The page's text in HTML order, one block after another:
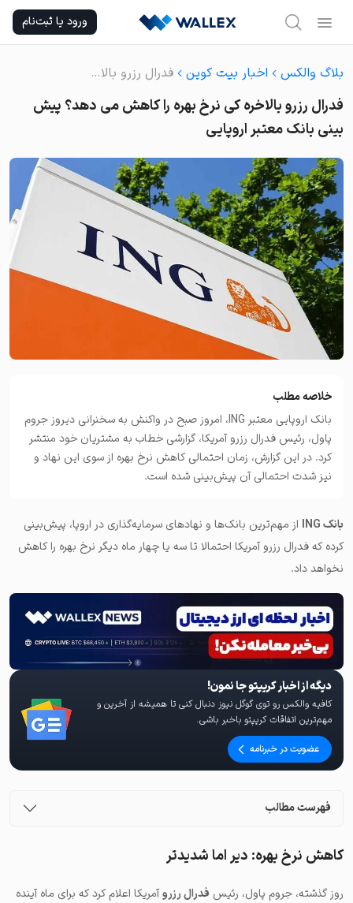
content
ورود یا ثبت‌نام
بلاگ والکس اخبار بیت کوین فدرال رزرو بالاخره کی نرخ بهره را کاهش می دهد؟ پیش بینی بانک معتبر اروپایی
فدرال رزرو بالاخره کی نرخ بهره را کاهش می دهد؟ پیش
بینی بانک معتبر اروپایی
خلاصه مطلب
بانک اروپایی معتبر ING،‌ امروز صبح در واکنش به سخنرانی دیروز جروم
پاول، رئیس فدرال رزرو آمریکا، گزارشی خطاب به مشتریان خود منتشر
کرد. در این گزارش، زمان احتمالی کاهش نرخ بهره از سوی این نهاد و
نیز شدت احتمالی آن پیش‌بینی شده است.
بانکING از مهم‌ترین بانک‌ها و نهادهای سرمایه‌گذاری در اروپا، پیش‌بینی
کرده که فدرال رزرو آمریکا احتمالا تا سه یا چهار ماه دیگر نرخ بهره را کاهش
نخواهد داد.
دیگه از اخبار کریپتو جا نمون!
کافیه والکس رو توی گوگل نیوز دنبال کنی تا همیشه از آخرین و
مهم‌ترین اتفاقات کریپتو باخبر باشی.
عضویت در خبرنامه
فهرست مطالب
کاهش نرخ بهره: دیر اما شدیدتر
روز گذشته، جروم پاول، رئیس فدرال رزروآمریکا اعلام کرد که برای ماه آینده